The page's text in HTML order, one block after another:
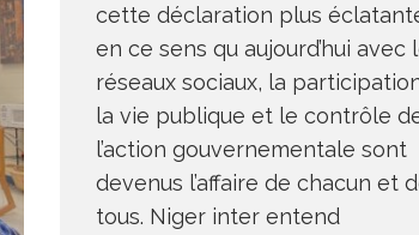
COOPERATION SINO-
NIGERIENNE : CÉLÉBRATION
99ÈME ANNIVERSAIRE DE LA
FONDATION DE L’ARMÉE
POPULAIRE DE CHINE (APL)
A LA UNE ACTU
DÉFENSE ET SÉCURITÉ
DIPLOMATIE
cette déclaration plus
en ce sens qu aujourd’hui avec
réseaux sociaux, la
la vie publique et le contrôle
l’action gouvernementale sont
devenus l’affaire de chacun et
tous. Niger inter entend